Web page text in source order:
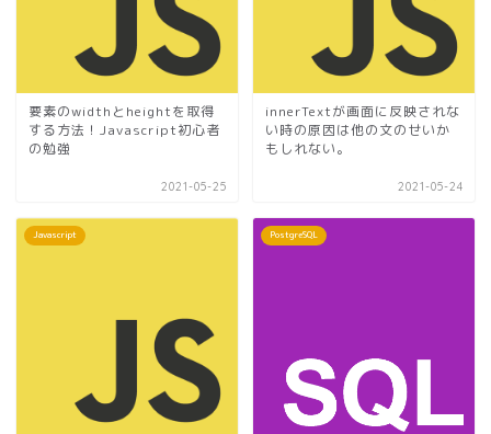
要素のwidthとheightを取得
する方法！Javascript初心者
の勉強
2021-05-25
innerTextが画面に反映されな
い時の原因は他の文のせいか
もしれない。
2021-05-24
Javascript PostgreSQL